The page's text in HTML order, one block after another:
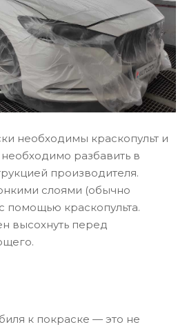
необходимы краскопульт и
разбавить в
производителя.
слоями (обычно
помощью краскопульта.
высохнуть перед
к покраске — это не